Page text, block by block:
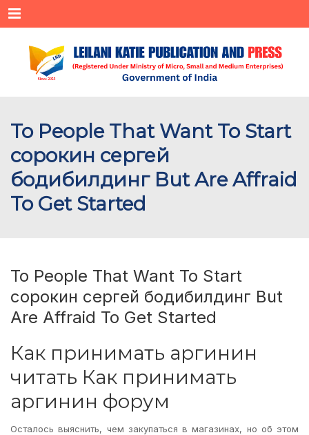
Menu
To People That Want To Start
сорокин сергей
бодибилдинг But Are Affraid
To Get Started
To People That Want To Start
сорокин сергей бодибилдинг But
Are Affraid To Get Started
Как принимать аргинин
читать Как принимать
аргинин форум
Осталось выяснить, чем закупаться в магазинах, но об этом